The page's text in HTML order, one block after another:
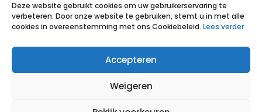
Deze website gebruikt cookies om uw gebruikerservaring te
verbeteren. Door onze website te gebruiken, stemt u in met alle
cookies in overeenstemming met ons Cookiebeleid. Lees verder
Accepteren
Weigeren
Opdrachten
Werkwijze